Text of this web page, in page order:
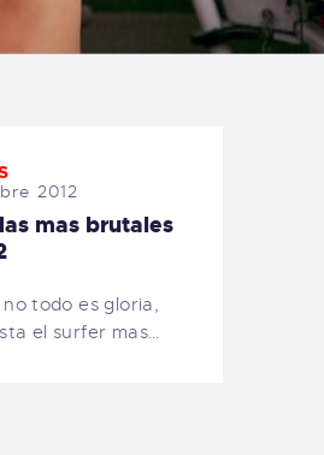
SURFERS
2012
mas brutales
no todo es gloria,
el surfer mas…